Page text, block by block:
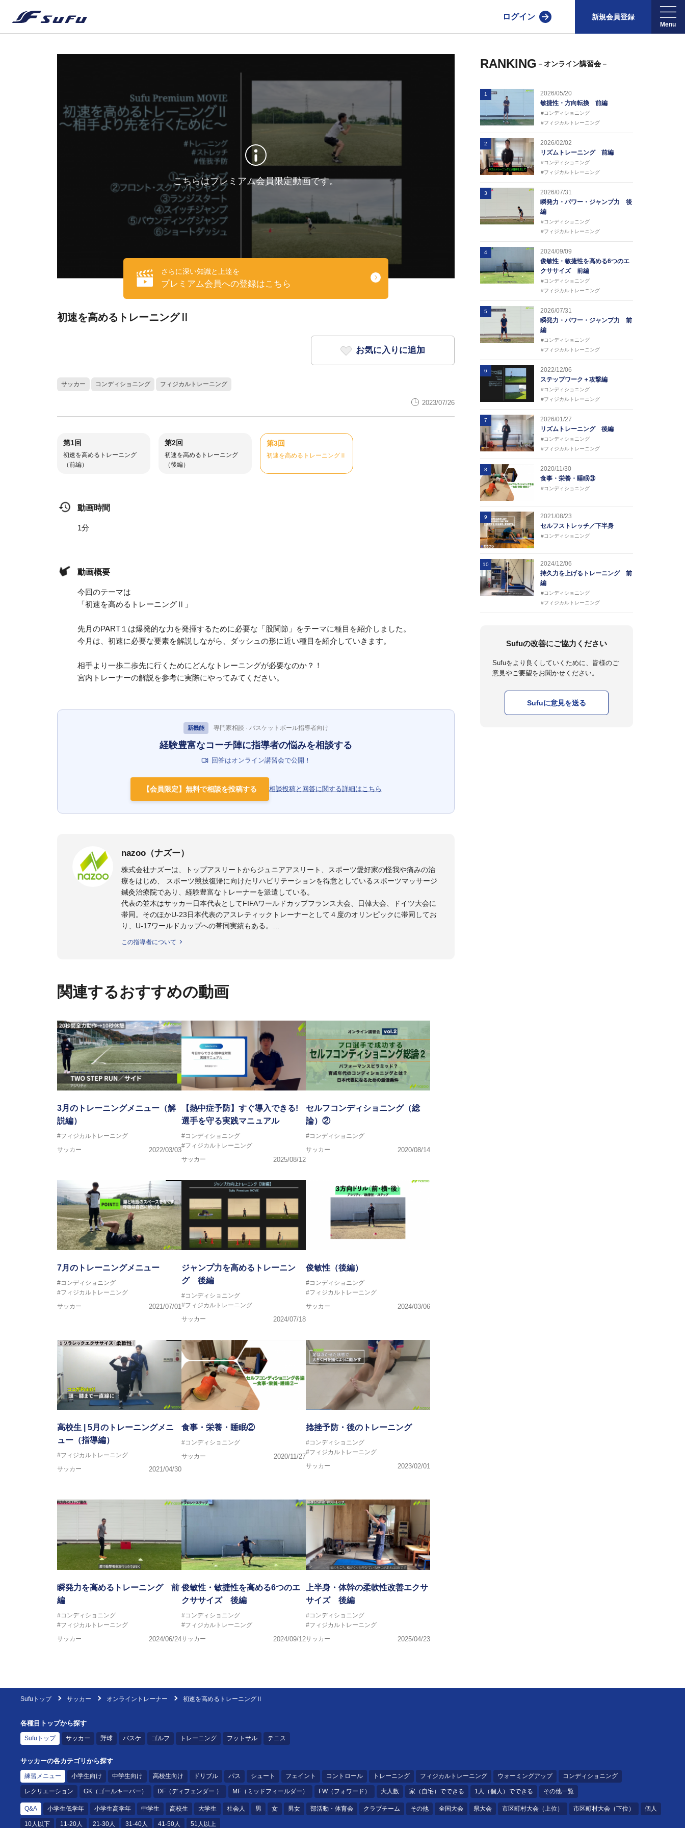
ログイン 新規会員登録
こちらはプレミアム会員限定動画です。
さらに深い知識と上達を
プレミアム会員への登録はこちら
初速を高めるトレーニングⅡ
お気に入りに追加
サッカー コンディショニング フィジカルトレーニング
2023/07/26
第1回
初速を高めるトレーニング
（前編）
第2回
初速を高めるトレーニング
（後編）
第3回
初速を高めるトレーニングⅡ
動画時間
1分
動画概要
今回のテーマは
「初速を高めるトレーニングⅡ」
先月のPART１は爆発的な力を発揮するために必要な「股関節」をテーマに種目を紹介しました。
今月は、初速に必要な要素を解説しながら、ダッシュの形に近い種目を紹介していきます。
相手より一歩二歩先に行くためにどんなトレーニングが必要なのか？！
宮内トレーナーの解説を参考に実際にやってみてください。
新機能 専門家相談 · バスケットボール指導者向け
経験豊富なコーチ陣に指導者の悩みを相談する
回答はオンライン講習会で公開！
【会員限定】無料で相談を投稿する 相談投稿と回答に関する詳細はこちら
nazoo（ナズー）
株式会社ナズーは、トップアスリートからジュニアアスリート、スポーツ愛好家の怪我や痛みの治
療をはじめ、 スポーツ競技復帰に向けたリハビリテーションを得意としているスポーツマッサージ
鍼灸治療院であり、経験豊富なトレーナーを派遣している。
代表の並木はサッカー日本代表としてFIFAワールドカップフランス大会、日韓大会、ドイツ大会に
帯同。そのほかU-23日本代表のアスレティックトレーナーとして４度のオリンピックに帯同してお
り、U-17ワールドカップへの帯同実績もある。
「一人一人の健康な人生をサポートする」を企業理念として掲げ、世の中の人々の『健康』をあら
この指導者について
関連するおすすめの動画
3月のトレーニングメニュー（解
説編）
#フィジカルトレーニング
サッカー
2022/03/03
【熱中症予防】すぐ導入できる!
選手を守る実践マニュアル
#コンディショニング
#フィジカルトレーニング
サッカー
2025/08/12
セルフコンディショニング（総
論）②
#コンディショニング
サッカー
2020/08/14
7月のトレーニングメニュー
#コンディショニング
#フィジカルトレーニング
サッカー
2021/07/01
ジャンプ力を高めるトレーニン
グ 後編
#コンディショニング
#フィジカルトレーニング
サッカー
2024/07/18
俊敏性（後編）
#コンディショニング
#フィジカルトレーニング
サッカー
2024/03/06
高校生 | 5月のトレーニングメニ
ュー（指導編）
#フィジカルトレーニング
サッカー
2021/04/30
食事・栄養・睡眠②
#コンディショニング
サッカー
2020/11/27
捻挫予防・後のトレーニング
#コンディショニング
#フィジカルトレーニング
サッカー
2023/02/01
瞬発力を高めるトレーニング 前
編
#コンディショニング
#フィジカルトレーニング
サッカー
2024/06/24
俊敏性・敏捷性を高める6つのエ
クササイズ 後編
#コンディショニング
#フィジカルトレーニング
サッカー
2024/09/12
上半身・体幹の柔軟性改善エクサ
サイズ 後編
#コンディショニング
#フィジカルトレーニング
サッカー
2025/04/23
RANKING －オンライン講習会－
1
2026/05/20
敏捷性・方向転換 前編
#コンディショニング
#フィジカルトレーニング
2
2026/02/02
リズムトレーニング 前編
#コンディショニング
#フィジカルトレーニング
3
2026/07/31
瞬発力・パワー・ジャンプ力 後
編
#コンディショニング
#フィジカルトレーニング
4
2024/09/09
俊敏性・敏捷性を高める6つのエ
クササイズ 前編
#コンディショニング
#フィジカルトレーニング
5
2026/07/31
瞬発力・パワー・ジャンプ力 前
編
#コンディショニング
#フィジカルトレーニング
6
2022/12/06
ステップワーク＋攻撃編
#コンディショニング
#フィジカルトレーニング
7
2026/01/27
リズムトレーニング 後編
#コンディショニング
#フィジカルトレーニング
8
2020/11/30
食事・栄養・睡眠③
#コンディショニング
9
2021/08/23
セルフストレッチ／下半身
#コンディショニング
10
2024/12/06
持久力を上げるトレーニング 前
編
#コンディショニング
#フィジカルトレーニング
Sufuの改善にご協力ください
Sufuをより良くしていくために、皆様のご
意見やご要望をお聞かせください。
Sufuに意見を送る
Sufuトップ サッカー オンライントレーナー 初速を高めるトレーニングⅡ
各種目トップから探す
Sufuトップ サッカー 野球 バスケ ゴルフ トレーニング フットサル テニス
サッカーの各カテゴリから探す
練習メニュー 小学生向け 中学生向け 高校生向け ドリブル パス シュート フェイント コントロール トレーニング フィジカルトレーニング ウォーミングアップ コンディショニング
レクリエーション GK（ゴールキーパー） DF（ディフェンダー ） MF（ミッドフィールダー） FW（フォワード） 大人数 家（自宅）でできる 1人（個人）でできる その他一覧
Q&A 小学生低学年 小学生高学年 中学生 高校生 大学生 社会人 男 女 男女 部活動・体育会 クラブチーム その他 全国大会 県大会 市区町村大会（上位） 市区町村大会（下位） 個人
10人以下 11-20人 21-30人 31-40人 41-50人 51人以上